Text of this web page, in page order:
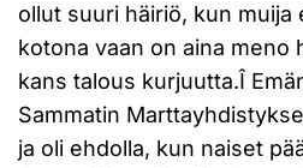
ollut suuri häiriö, kun muija
kotona vaan on aina meno
kans talous kurjuutta.Î
Sammatin
ja oli ehdolla, kun naiset